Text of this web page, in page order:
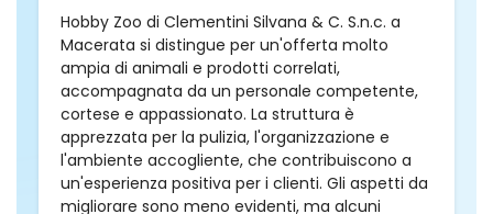
Hobby Zoo di Clementini Silvana & C. S.n.c. a
Macerata si distingue per un'offerta molto
ampia di animali e prodotti correlati,
accompagnata da un personale competente,
cortese e appassionato. La struttura è
apprezzata per la pulizia, l'organizzazione e
l'ambiente accogliente, che contribuiscono a
un'esperienza positiva per i clienti. Gli aspetti da
migliorare sono meno evidenti, ma alcuni